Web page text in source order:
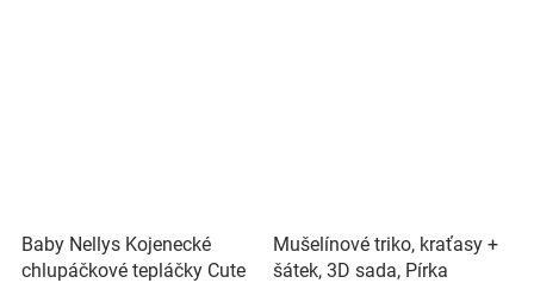
Baby Nellys Kojenecké
chlupáčkové tepláčky Cute
Mušelínové triko, kraťasy +
šátek, 3D sada, Pírka